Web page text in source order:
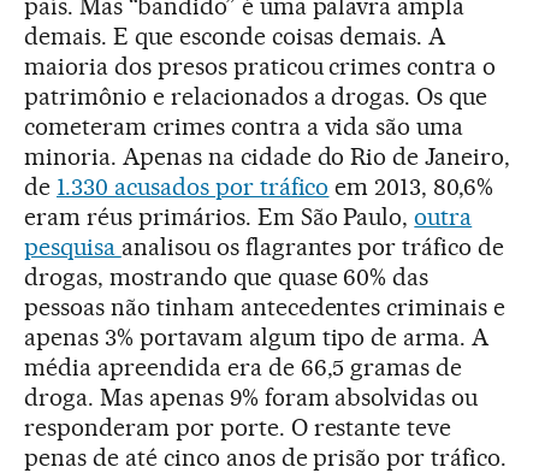
país. Mas “bandido” é uma palavra ampla
demais. E que esconde coisas demais. A
maioria dos presos praticou crimes contra o
patrimônio e relacionados a drogas. Os que
cometeram crimes contra a vida são uma
minoria. Apenas na cidade do Rio de Janeiro,
de 1.330 acusados por tráfico em 2013, 80,6%
eram réus primários. Em São Paulo,outra
pesquisa analisou os flagrantes por tráfico de
drogas, mostrando que quase 60% das
pessoas não tinham antecedentes criminais e
apenas 3% portavam algum tipo de arma. A
média apreendida era de 66,5 gramas de
droga. Mas apenas 9% foram absolvidas ou
responderam por porte. O restante teve
penas de até cinco anos de prisão por tráfico.